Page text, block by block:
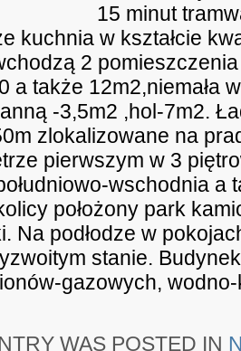
15 minut
kuchnia w kształcie
2
a także 12m2,niemała
-3,5m2 ,hol-7m2.
zlokalizowane na
pierwszym w 3
wschodnia a
położony park
Na podłodze w
stanie.
gazowych,
WAS POSTED IN